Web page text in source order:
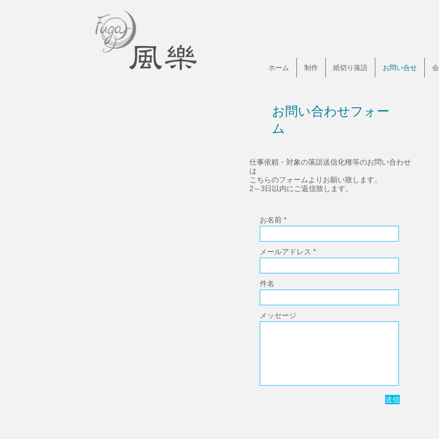
ホーム 制作 紙切り落語 お問い合せ
お問い合わせフォー
ム
​仕事依頼・対象の落語送信化権等のお問い合わせ
は
こちらのフォームよりお願い致します。
2～3日以内にご返信致します。
お名前
メールアドレス
件名
メッセージ
送信